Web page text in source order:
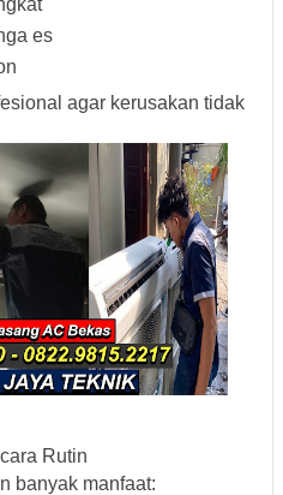
es
agar kerusakan tidak
Rutin
banyak manfaat: